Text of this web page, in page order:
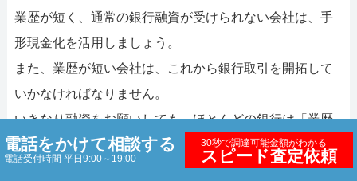
業歴が短く、通常の銀行融資が受けられない会社は、手
形現金化を活用しましょう。
また、業歴が短い会社は、これから銀行取引を開拓して
いかなければなりません。
いきなり融資をお願いしても、ほとんどの銀行は「業歴
が短い」「取引歴がない（信用が不明）」などを理由
に、新規融資を断るはずです。
電話をかけて相談する
電話受付時間 平日9:00～19:00
30秒で調達可能金額がわかる
スピード査定依頼